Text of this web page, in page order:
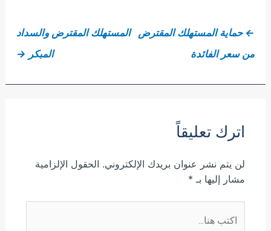
← حماية المستهلك المقترض
من سعر الفائدة
المستهلك المقترض والسداد
المبكر →
اترك تعليقاً
لن يتم نشر عنوان بريدك الإلكتروني. الحقول الإلزامية
مشار إليها بـ *
هنا...